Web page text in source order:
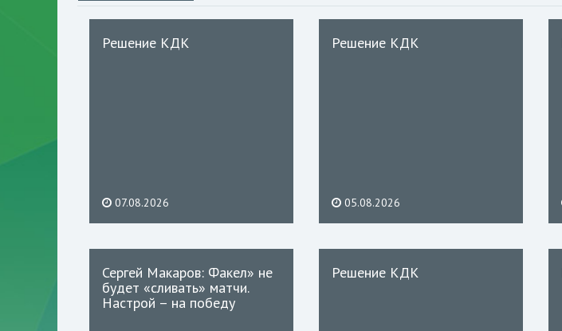
Решение КДК
07.08.2026
Решение КДК
05.08.2026
Сергей Макаров: Факел» не
будет «сливать» матчи.
Настрой – на победу
Решение КДК